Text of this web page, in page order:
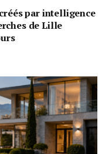
par intelligence
de Lille